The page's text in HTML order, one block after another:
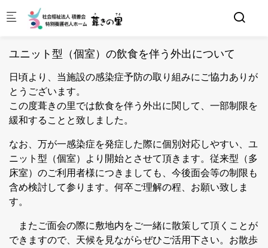
Skip to main content
ユニット型（個室）の飲食を伴う外出について
日頃より、当施設の感染症予防の取り組みにご協力ありが
とうございます。
この度葺きの里では飲食を伴う外出に関して、一部制限を
緩和することと致しました。
なお、万が一感染症を発症した際に個別対応しやすい、ユ
ニット型（個室）より開始とさせて頂きます。従来型（多
床室）のご利用者様につきましても、今後面会等の制限も
含め検討して参ります。何卒ご理解の程、お願い致しま
す。
またご面会の際に敷地内をご一緒に散策して頂くことが
できますので、天候を見ながらぜひご活用下さい。お散歩